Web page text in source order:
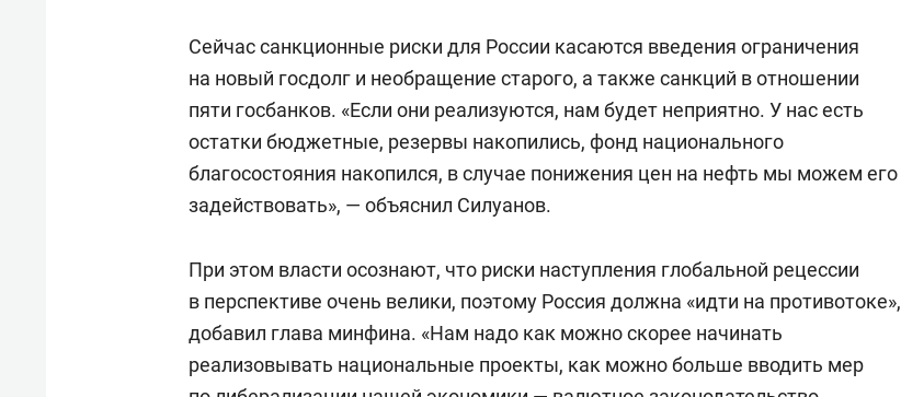
Сейчас санкционные риски для России касаются введения ограничения
на новый госдолг и необращение старого, а также санкций в отношении
пяти госбанков. «Если они реализуются, нам будет неприятно. У нас есть
остатки бюджетные, резервы накопились, фонд национального
благосостояния накопился, в случае понижения цен на нефть мы можем его
задействовать», — объяснил Силуанов.
При этом власти осознают, что риски наступления глобальной рецессии
в перспективе очень велики, поэтому Россия должна «идти на противотоке»,
добавил глава минфина. «Нам надо как можно скорее начинать
реализовывать национальные проекты, как можно больше вводить мер